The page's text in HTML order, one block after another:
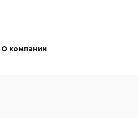
О компании